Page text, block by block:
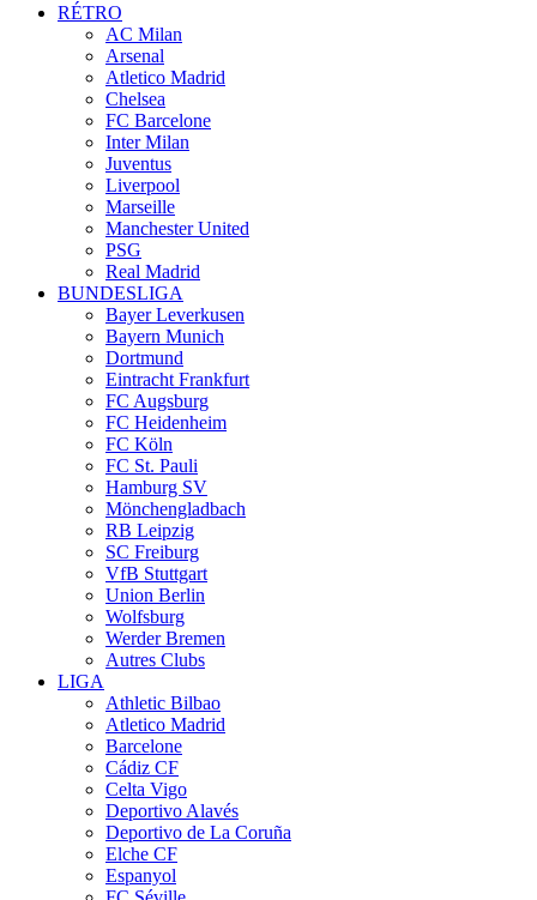
RÉTRO
AC Milan
Arsenal
Atletico Madrid
Chelsea
FC Barcelone
Inter Milan
Juventus
Liverpool
Marseille
Manchester United
PSG
Real Madrid
BUNDESLIGA
Bayer Leverkusen
Bayern Munich
Dortmund
Eintracht Frankfurt
FC Augsburg
FC Heidenheim
FC Köln
FC St. Pauli
Hamburg SV
Mönchengladbach
RB Leipzig
SC Freiburg
VfB Stuttgart
Union Berlin
Wolfsburg
Werder Bremen
Autres Clubs
LIGA
Athletic Bilbao
Atletico Madrid
Barcelone
Cádiz CF
Celta Vigo
Deportivo Alavés
Deportivo de La Coruña
Elche CF
Espanyol